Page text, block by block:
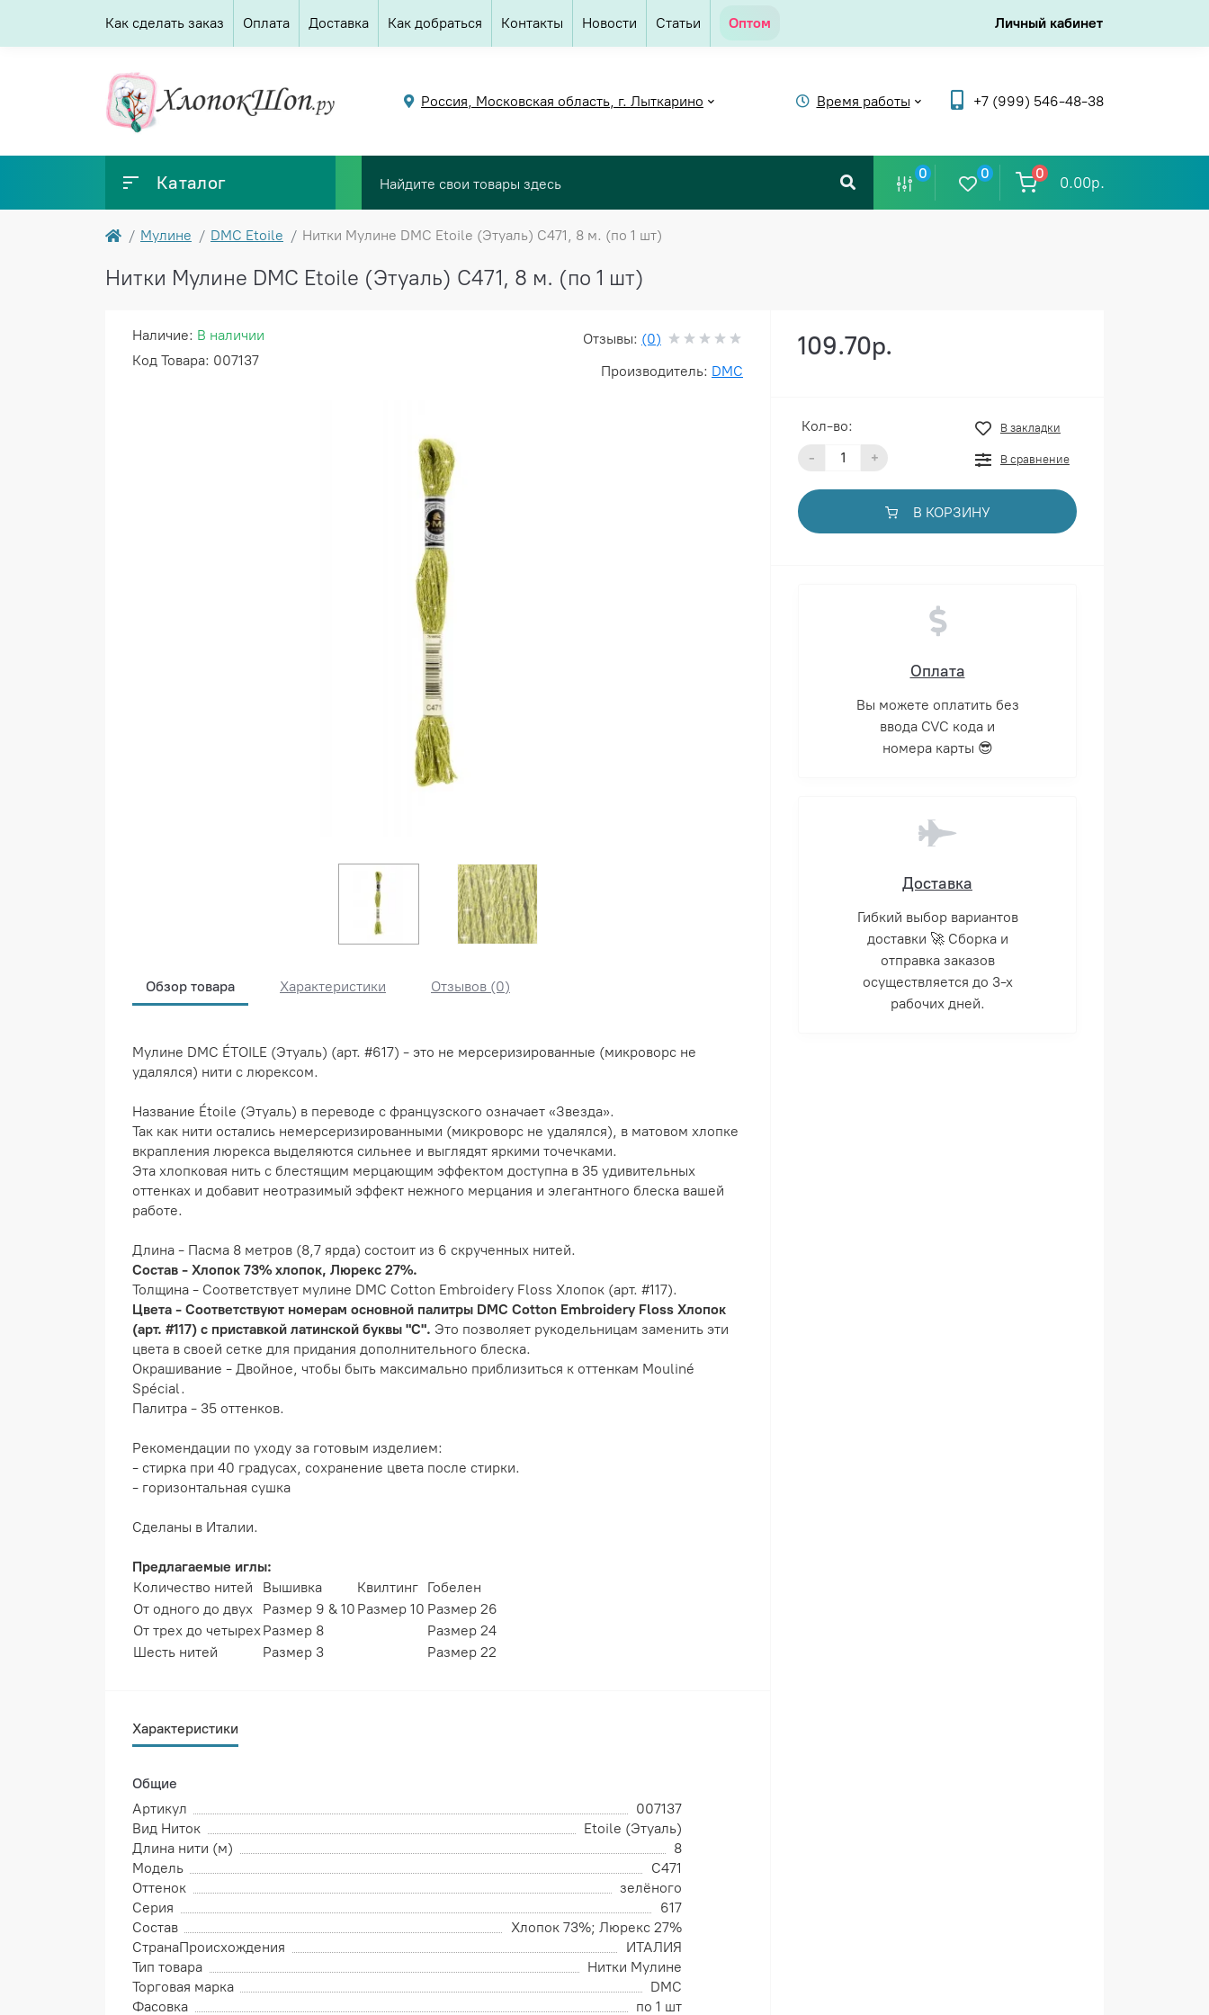
Как сделать заказ Оплата Доставка Как добраться Контакты Новости Статьи Оптом Личный кабинет
Россия, Московская область, г. Лыткарино Время работы +7 (999) 546-48-38
Каталог 0 0 0
0.00р.
Мулине DMC Etoile Нитки Мулине DMC Etoile (Этуаль) C471, 8 м. (по 1 шт)
Нитки Мулине DMC Etoile (Этуаль) C471, 8 м. (по 1 шт)
Наличие: В наличии
Код Товара: 007137
Отзывы: (0)
Производитель: DMC
Обзор товара Характеристики Отзывов (0)
Мулине DMC ÉTOILE (Этуаль) (арт. #617) - это не мерсеризированные (микроворс не
удалялся) нити с люрексом.
Название Étoile (Этуаль) в переводе с французского означает «Звезда».
Так как нити остались немерсеризированными (микроворс не удалялся), в матовом хлопке
вкрапления люрекса выделяются сильнее и выглядят яркими точечками.
Эта хлопковая нить с блестящим мерцающим эффектом доступна в 35 удивительных
оттенках и добавит неотразимый эффект нежного мерцания и элегантного блеска вашей
работе.
Длина - Пасма 8 метров (8,7 ярда) состоит из 6 скрученных нитей.
Состав - Хлопок 73% хлопок, Люрекс 27%.
Толщина - Соответствует мулине DMC Cotton Embroidery Floss Хлопок (арт. #117).
Цвета - Соответствуют номерам основной палитры DMC Cotton Embroidery Floss Хлопок
(арт. #117) с приставкой латинской буквы "С". Это позволяет рукодельницам заменить эти
цвета в своей сетке для придания дополнительного блеска.
Окрашивание - Двойное, чтобы быть максимально приблизиться к оттенкам Mouliné
Spécial.
Палитра - 35 оттенков.
Рекомендации по уходу за готовым изделием:
- стирка при 40 градусах, сохранение цвета после стирки.
- горизонтальная сушка
Сделаны в Италии.
Предлагаемые иглы:
Количество нитей
Вышивка Квилтинг Гобелен
От одного до двух
Размер 9 & 10 Размер 10 Размер 26
От трех до четырехРазмер 8
Размер 24
Шесть нитей
Размер 3 Размер 22
Характеристики
Общие
Артикул
007137
Вид Ниток
Etoile (Этуаль)
Длина нити (м)
8
Модель
C471
Оттенок
зелёного
Серия
617
Состав
Хлопок 73%; Люрекс 27%
СтранаПроисхождения
ИТАЛИЯ
Тип товара
Нитки Мулине
Торговая марка
DMC
Фасовка
по 1 шт
109.70р.
Кол-во:
- +
В закладки
В сравнение
В КОРЗИНУ
Оплата
Вы можете оплатить без
ввода CVC кода и
номера карты 😎
Доставка
Гибкий выбор вариантов
доставки 🚀 Сборка и
отправка заказов
осуществляется до 3-х
рабочих дней.